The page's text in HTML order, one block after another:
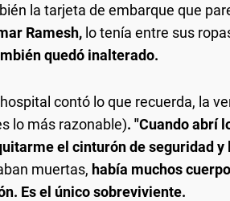
la tarjeta de embarque que
Ramesh, lo tenía entre sus
quedó inalterado.
contó lo que recuerda, la
lo más razonable). "Cuando abrí
el cinturón de seguridad y
muertas, había muchos
Es el único sobreviviente.